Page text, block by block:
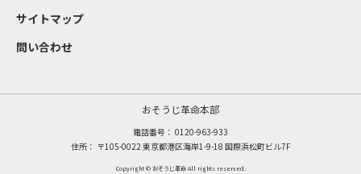
サイトマップ
問い合わせ
おそうじ革命本部
電話番号： 0120-963-933
住所： 〒105-0022 東京都港区海岸1-9-18 国際浜松町ビル7F
Copyright © おそうじ革命 All rights reserved.